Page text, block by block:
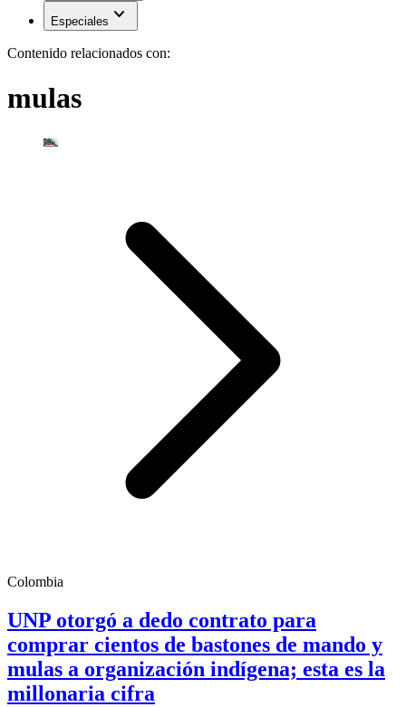
Especiales expand_more
Contenido relacionados con:
mulas
Colombia
UNP otorgó a dedo contrato para
comprar cientos de bastones de mando y
mulas a organización indígena; esta es la
millonaria cifra